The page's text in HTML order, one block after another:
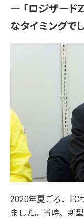
― 「ロジザード
なタイミングで
2020年夏ごろ、EC
ました。当時、新